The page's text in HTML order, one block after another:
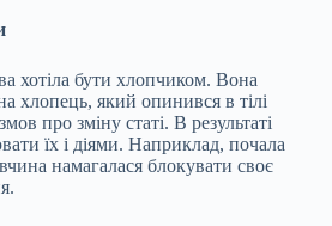
хотіла бути хлопчиком. Вона
хлопець, який опинився в тілі
про зміну статі. В результаті
їх і діями. Наприклад, почала
намагалася блокувати своє